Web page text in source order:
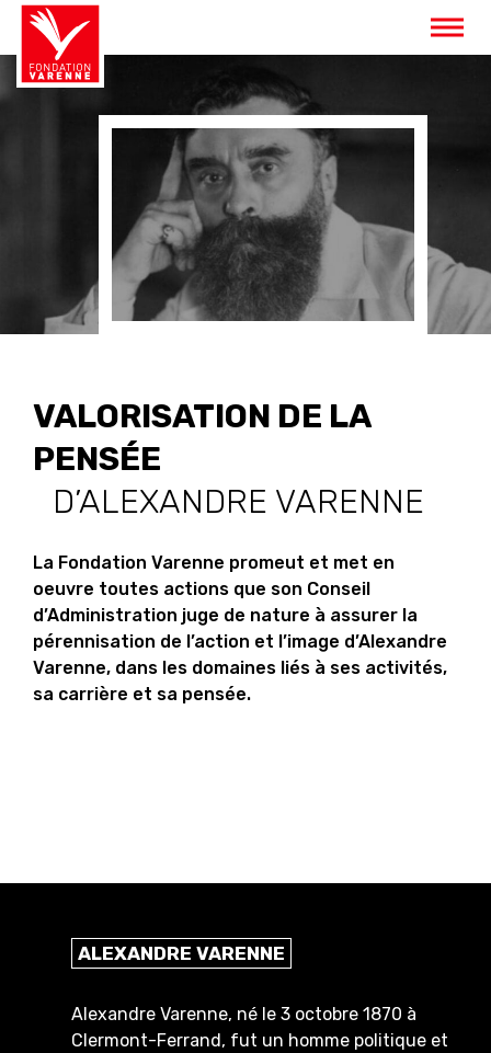
VALORISATION DE LA
PENSÉE
D’ALEXANDRE VARENNE
La Fondation Varenne promeut et met en
oeuvre toutes actions que son Conseil
d’Administration juge de nature à assurer la
pérennisation de l’action et l’image d’Alexandre
Varenne, dans les domaines liés à ses activités,
sa carrière et sa pensée.
ALEXANDRE VARENNE
Alexandre Varenne, né le 3 octobre 1870 à
Clermont-Ferrand, fut un homme politique et
Panneau de gestion des cookies